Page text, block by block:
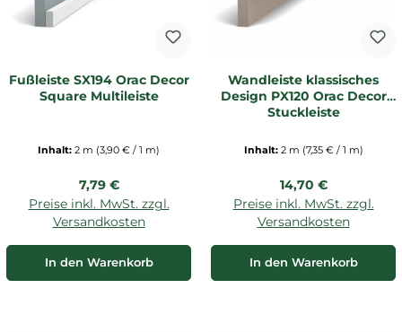
Fußleiste SX194 Orac Decor
Square Multileiste
Inhalt: 2 m (3,90 € / 1 m)
Regulärer Preis:
7,79 €
Preise inkl. MwSt. zzgl.
Versandkosten
In den Warenkorb
Wandleiste klassisches
Design PX120 Orac Decor
Stuckleiste
Inhalt: 2 m (7,35 € / 1 m)
Regulärer Preis:
14,70 €
Preise inkl. MwSt. zzgl.
Versandkosten
In den Warenkorb